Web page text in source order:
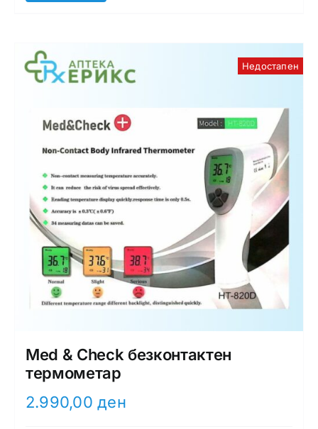
Недостапен
Med & Check безконтактен
термометар
2.990,00ден